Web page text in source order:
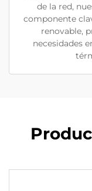
de la red,
componente
renovable,
necesidades